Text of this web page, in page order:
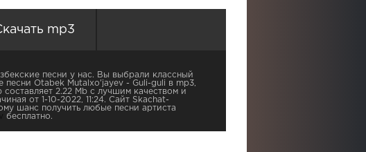
mp3
песни у нас. Вы выбрали классный
песни Otabek Mutalxo'jayev - Guli-guli в mp3,
составляет 2.22 Mb с лучшим качеством и
от 1-10-2022, 11:24. Сайт Skachat-
шанс получить любые песни артиста
бесплатно.